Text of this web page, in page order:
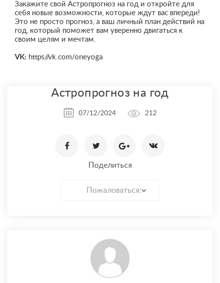
Закажите свой Астропрогноз на год и откройте для
себя новые возможности, которые ждут вас впереди!
Это не просто прогноз, а ваш личный план действий на
год, который поможет вам уверенно двигаться к
своим целям и мечтам.
VK: https://vk.com/oneyoga
Астропрогноз на год
07/12/2024 212
Поделиться
Пожаловаться: